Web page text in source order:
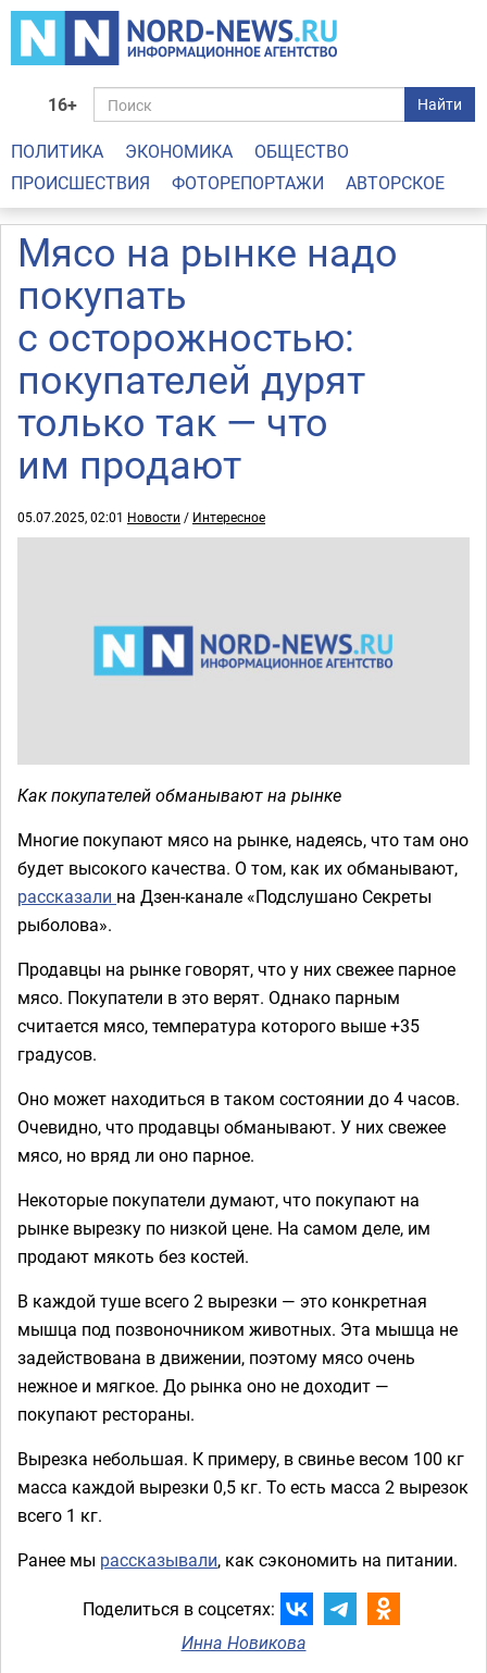
16+ Найти
ПОЛИТИКА ЭКОНОМИКА
ОБЩЕСТВО
ПРОИСШЕСТВИЯ
ФОТОРЕПОРТАЖИ АВТОРСКОЕ
Мясо на рынке надо
покупать
с осторожностью:
покупателей дурят
только так — что
им продают
05.07.2025, 02:01 Новости / Интересное
Как покупателей обманывают на рынке
Многие покупают мясо на рынке, надеясь, что там оно
будет высокого качества. О том, как их обманывают,
рассказали на Дзен-канале «Подслушано Секреты
рыболова».
Продавцы на рынке говорят, что у них свежее парное
мясо. Покупатели в это верят. Однако парным
считается мясо, температура которого выше +35
градусов.
Оно может находиться в таком состоянии до 4 часов.
Очевидно, что продавцы обманывают. У них свежее
мясо, но вряд ли оно парное.
Некоторые покупатели думают, что покупают на
рынке вырезку по низкой цене. На самом деле, им
продают мякоть без костей.
В каждой туше всего 2 вырезки — это конкретная
мышца под позвоночником животных. Эта мышца не
задействована в движении, поэтому мясо очень
нежное и мягкое. До рынка оно не доходит —
покупают рестораны.
Вырезка небольшая. К примеру, в свинье весом 100 кг
масса каждой вырезки 0,5 кг. То есть масса 2 вырезок
всего 1 кг.
Ранее мы рассказывали, как сэкономить на питании.
Поделиться в соцсетях:
Инна Новикова